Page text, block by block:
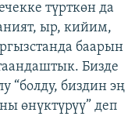
түрткөн да
ыр, кийим,
баарын
Бизде
“болду, биздин эң
өнүктүрүү” деп